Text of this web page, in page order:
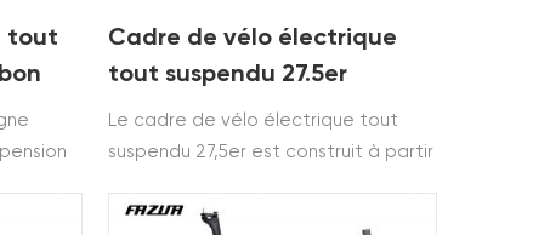
tout
Cadre de vélo électrique
tout suspendu 27.5er
Le cadre de vélo électrique tout
suspendu 27,5er est construit à partir
T800.Il utilise SHIMANO M8000